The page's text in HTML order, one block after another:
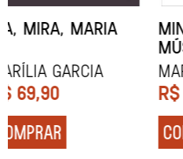
MINHA MÃE E A
Marina Tvetáieva
R$ 49,90
COMPRAR